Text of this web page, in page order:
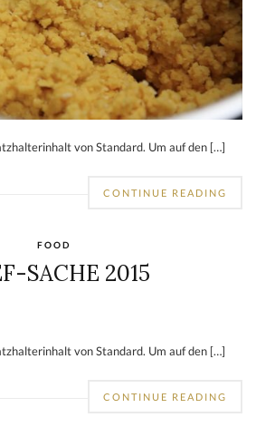
von Standard. Um auf den […]
CONTINUE READING
FOOD
SACHE 2015
von Standard. Um auf den […]
CONTINUE READING